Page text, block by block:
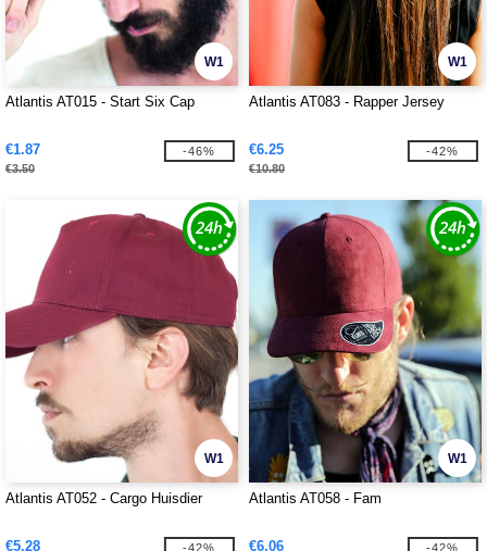
W1
Atlantis AT015 - Start Six Cap
€1.87
€3.50
-46%
W1
Atlantis AT083 - Rapper Jersey
€6.25
€10.80
-42%
W1
Atlantis AT052 - Cargo Huisdier
€5.28 -42%
W1
Atlantis AT058 - Fam
€6.06 -42%